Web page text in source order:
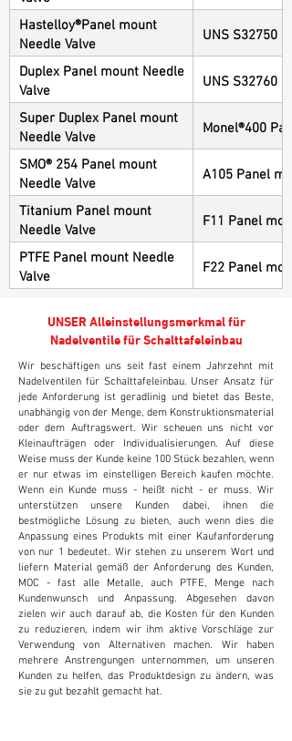
Hastelloy®Panel mount
Needle Valve
UNS S32750
Duplex Panel mount Needle
Valve
UNS S32760
Super Duplex Panel mount
Needle Valve
Monel®400
SMO® 254 Panel mount
Needle Valve
A105 Panel
Titanium Panel mount
Needle Valve
F11 Panel
PTFE Panel mount Needle
Valve
F22 Panel
UNSER Alleinstellungsmerkmal für
Nadelventile für Schalttafeleinbau
Wir beschäftigen uns seit fast einem Jahrzehnt mit
Nadelventilen für Schalttafeleinbau. Unser Ansatz für
jede Anforderung ist geradlinig und bietet das Beste,
unabhängig von der Menge, dem Konstruktionsmaterial
oder dem Auftragswert. Wir scheuen uns nicht vor
Kleinaufträgen oder Individualisierungen. Auf diese
Weise muss der Kunde keine 100 Stück bezahlen, wenn
er nur etwas im einstelligen Bereich kaufen möchte.
Wenn ein Kunde muss - heißt nicht - er muss. Wir
unterstützen unsere Kunden dabei, ihnen die
bestmögliche Lösung zu bieten, auch wenn dies die
Anpassung eines Produkts mit einer Kaufanforderung
von nur 1 bedeutet. Wir stehen zu unserem Wort und
liefern Material gemäß der Anforderung des Kunden,
MOC - fast alle Metalle, auch PTFE, Menge nach
Kundenwunsch und Anpassung. Abgesehen davon
zielen wir auch darauf ab, die Kosten für den Kunden
zu reduzieren, indem wir ihm aktive Vorschläge zur
Verwendung von Alternativen machen. Wir haben
mehrere Anstrengungen unternommen, um unseren
Kunden zu helfen, das Produktdesign zu ändern, was
sie zu gut bezahlt gemacht hat.